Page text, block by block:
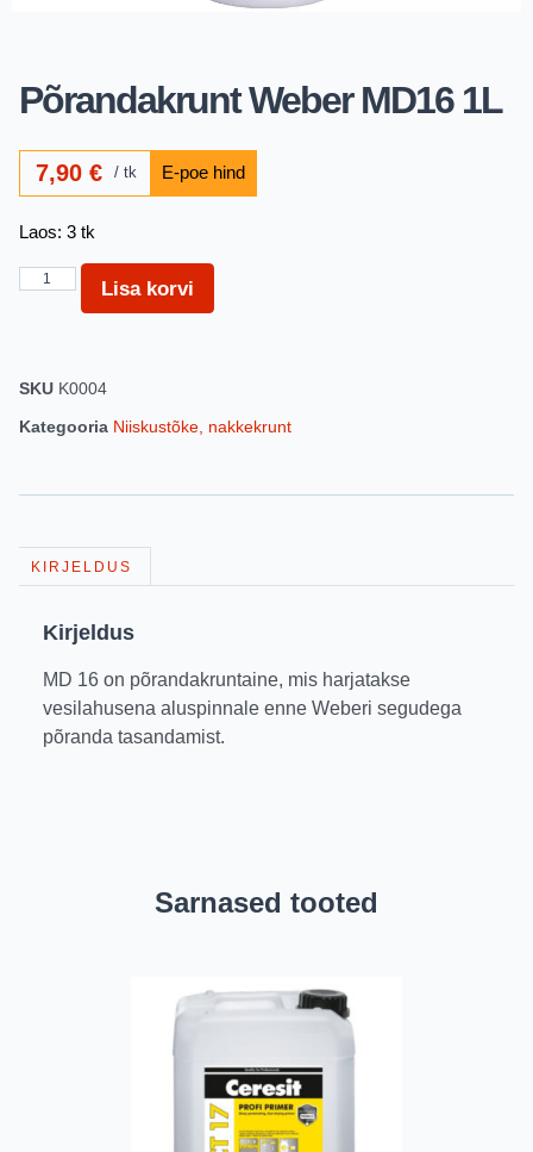
Põrandakrunt Weber MD16 1L
7,90€ tk
Laos: 3 tk
Lisa korvi
SKU K0004
Kategooria Niiskustõke, nakkekrunt
KIRJELDUS
Kirjeldus
MD 16 on põrandakruntaine, mis harjatakse
vesilahusena aluspinnale enne Weberi segudega
põranda tasandamist.
Sarnased tooted